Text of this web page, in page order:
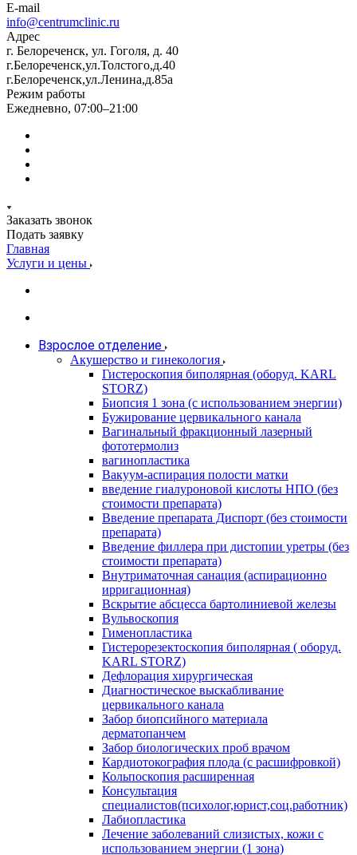
E-mail
info@centrumclinic.ru
Адрес
г. Белореченск, ул. Гоголя, д. 40
г.Белореченск,ул.Толстого,д.40
г.Белореченск,ул.Ленина,д.85а
Режим работы
Ежедневно, 07:00–21:00
Заказать звонок
Подать заявку
Главная
Услуги и цены
Взрослое отделение
Акушерство и гинекология
Гистероскопия биполярная (оборуд. KARL
STORZ)
Биопсия 1 зона (с использованием энергии)
Бужирование цервикального канала
Вагинальный фракционный лазерный
фототермолиз
вагинопластика
Вакуум-аспирация полости матки
введение гиалуроновой кислоты НПО (без
стоимости препарата)
Введение препарата Диспорт (без стоимости
препарата)
Введение филлера при дистопии уретры (без
стоимости препарата)
Внутриматочная санация (аспирационно
ирригационная)
Вскрытие абсцесса бартолиниевой железы
Вульвоскопия
Гименопластика
Гистерорезектоскопия биполярная ( оборуд.
KARL STORZ)
Дефлорация хирургическая
Диагностическое выскабливание
цервикального канала
Забор биопсийного материала
дерматопанчем
Забор биологических проб врачом
Кардиотокография плода (с расшифровкой)
Кольпоскопия расширенная
Консультация
специалистов(психолог,юрист,соц.работник)
Лабиопластика
Лечение заболеваний слизистых, кожи с
использованием энергии (1 зона)